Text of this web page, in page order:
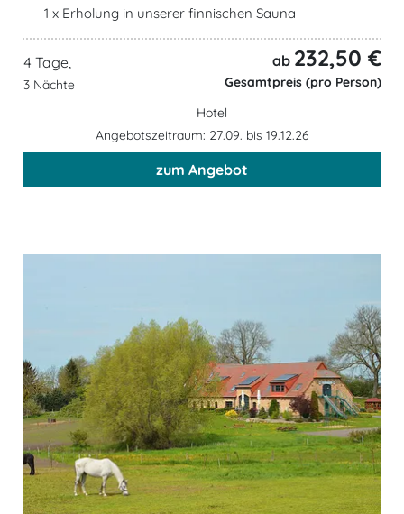
1 x Erholung in unserer finnischen Sauna
4 Tage,
3 Nächte
ab 232,50 €
Gesamtpreis (pro Person)
Hotel
Angebotszeitraum: 27.09. bis 19.12.26
zum Angebot